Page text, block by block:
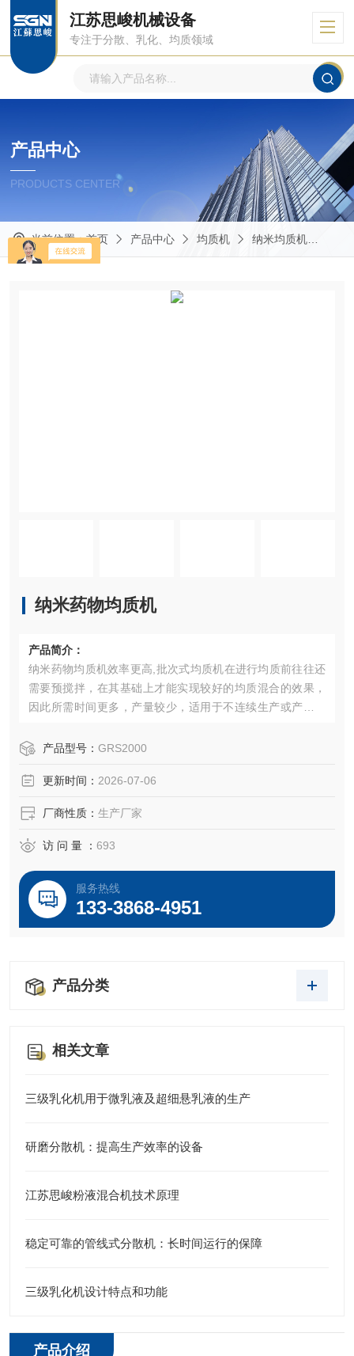
江苏思峻机械设备
专注于分散、乳化、均质领域
产品中心
PRODUCTS CENTER
当前位置：首页 产品中心 均质机 纳米均质机
纳米药物均质机
产品简介：
纳米药物均质机效率更高,批次式均质机在进行均质前往往还
需要预搅拌，在其基础上才能实现较好的均质混合的效果，
因此所需时间更多，产量较少，适用于不连续生产或产量较
内能够实现混合液的粒径要求，产量更大，效率高，适用于
产品型号： GRS2000
更新时间： 2026-07-06
厂商性质： 生产厂家
访 问 量 ： 693
服务热线
133-3868-4951
产品分类
相关文章
三级乳化机用于微乳液及超细悬乳液的生产
研磨分散机：提高生产效率的设备
江苏思峻粉液混合机技术原理
稳定可靠的管线式分散机：长时间运行的保障
三级乳化机设计特点和功能
产品介绍